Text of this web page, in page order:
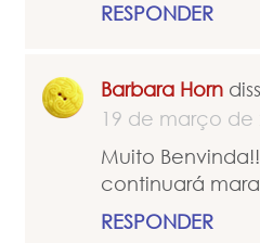
RESPONDER
Barbara Horn
19 de março de
Muito
continuará
RESPONDER